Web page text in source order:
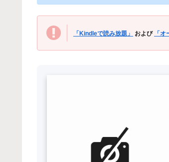
「Kindleで読み放題」 および 「